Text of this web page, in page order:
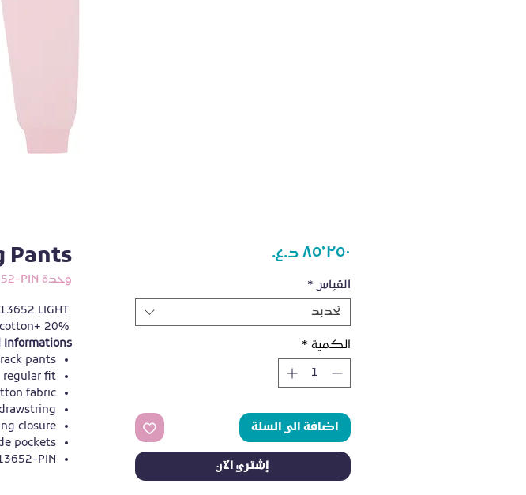
Pants
وحدة SKU: ELSGK13652-PIN
LIGHT
20%
pants
regular fit
fabric
closure
pockets
PIN
القياس *
تحديد
الكمية *
اضافة الى السلة
إشتري الآن